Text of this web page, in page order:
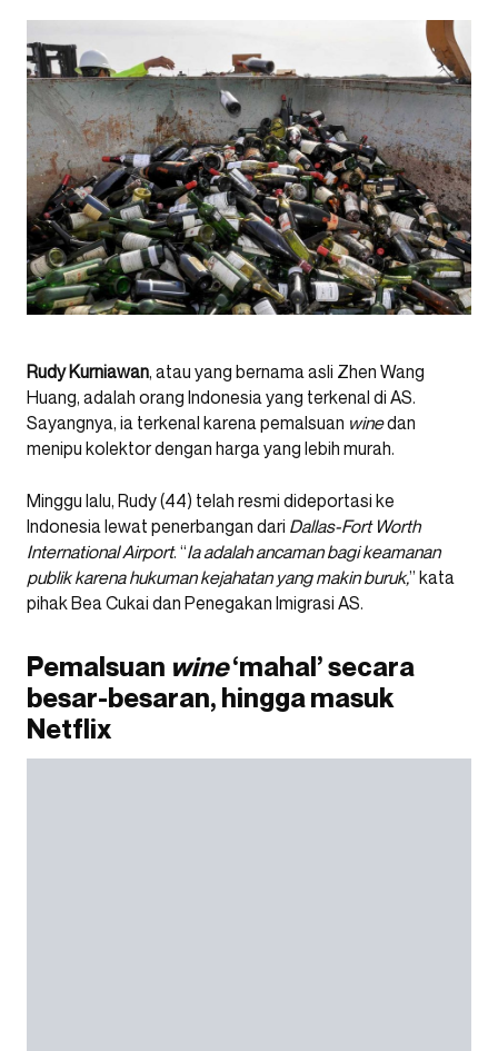
Rudy Kurniawan, atau yang bernama asli Zhen Wang
Huang, adalah orang Indonesia yang terkenal di AS.
Sayangnya, ia terkenal karena pemalsuan winedan
menipu kolektor dengan harga yang lebih murah.
Minggu lalu, Rudy (44) telah resmi dideportasi ke
Indonesia lewat penerbangan dari Dallas-Fort Worth
International Airport. “Ia adalah ancaman bagi keamanan
publik karena hukuman kejahatan yang makin buruk,” kata
pihak Bea Cukai dan Penegakan Imigrasi AS.
Pemalsuan wine‘mahal’ secara
besar-besaran, hingga masuk
Netflix